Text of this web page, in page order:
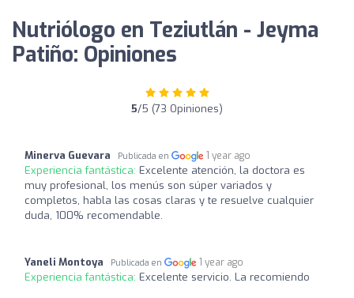
Nutriólogo en Teziutlán - Jeyma
Patiño: Opiniones
5/5 (73 Opiniones)
Minerva Guevara Publicada en 1 year ago
Experiencia fantástica: Excelente atención, la doctora es
muy profesional, los menús son súper variados y
completos, habla las cosas claras y te resuelve cualquier
duda, 100% recomendable.
Yaneli Montoya Publicada en 1 year ago
Experiencia fantástica: Excelente servicio. La recomiendo